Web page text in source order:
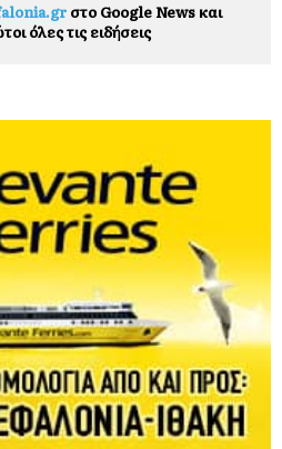
στο Google News και
όλες τις ειδήσεις